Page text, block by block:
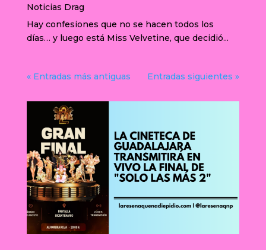
Noticias Drag
Hay confesiones que no se hacen todos los
días… y luego está Miss Velvetine, que decidió...
« Entradas más antiguas Entradas siguientes »